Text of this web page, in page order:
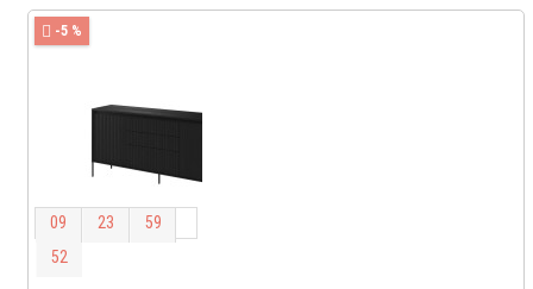
-5 %
09 23 59
51